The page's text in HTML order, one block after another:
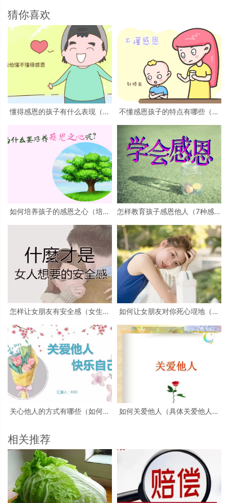
猜你喜欢
懂得感恩的孩子有什么表现（感
不懂感恩孩子的特点有哪些（孩
如何培养孩子的感恩之心（培养
怎样教育孩子感恩他人（7种感恩
怎样让女朋友有安全感（女生想
如何让女朋友对你死心堒地（应
关心他人的方式有哪些（如何有
如何关爱他人（具体关爱他人的
相关推荐